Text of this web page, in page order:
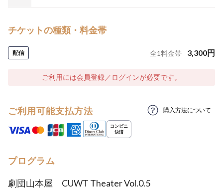
チケットの種類・料金帯
配信 全1料金帯 3,300円
ご利用には会員登録／ログインが必要です。
ご利用可能支払方法 購入方法について
プログラム
劇団山本屋 CUWT Theater Vol.0.5